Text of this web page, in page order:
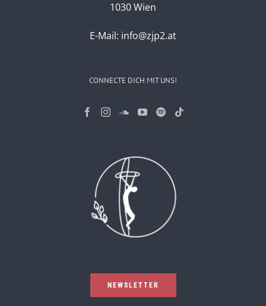
1030 Wien
E-Mail: info@zjp2.at
CONNECTE DICH MIT UNS!
NEWSLETTER